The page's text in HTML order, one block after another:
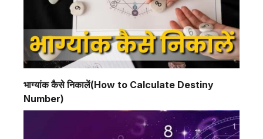
भाग्यांक कैसे निकालें(How to Calculate Destiny
Number)